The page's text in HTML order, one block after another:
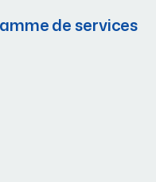
de services